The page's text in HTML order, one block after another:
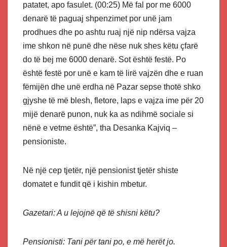
patatet, apo fasulet. (00:25) Më fal por me 6000
denarë të paguaj shpenzimet por unë jam
prodhues dhe po ashtu ruaj një nip ndërsa vajza
ime shkon në punë dhe nëse nuk shes këtu çfarë
do të bej me 6000 denarë. Sot është festë. Po
është festë por unë e kam të lirë vajzën dhe e ruan
fëmijën dhe unë erdha në Pazar sepse thotë shko
gjyshe të më blesh, fletore, laps e vajza ime për 20
mijë denarë punon, nuk ka as ndihmë sociale si
nënë e vetme është”, tha Desanka Kajviq –
pensioniste.
Në një cep tjetër, një pensionist tjetër shiste
domatet e fundit që i kishin mbetur.
Gazetari: A u lejojnë që të shisni këtu?
Pensionisti: Tani për tani po, e më herët jo.